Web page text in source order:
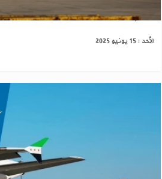
أمام حركة الطيران..سوريا
الأحد : 15 يونيو 2025